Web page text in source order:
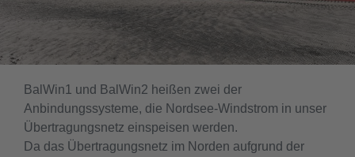
BalWin1 und BalWin2 heißen zwei der
Anbindungssysteme, die Nordsee-Windstrom in unser
Übertragungsnetz einspeisen werden.
Da das Übertragungsnetz im Norden aufgrund der